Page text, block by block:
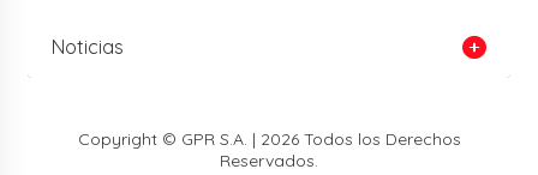
Noticias
Copyright © GPR S.A. | 2026 Todos los Derechos
Reservados.